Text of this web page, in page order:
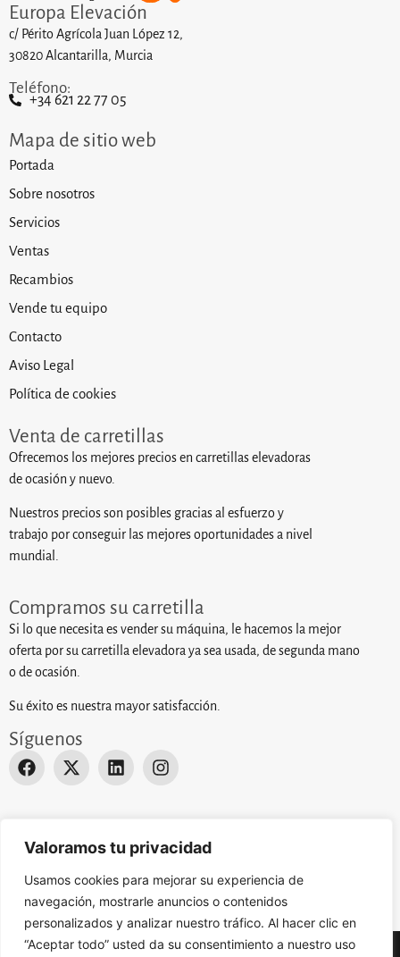
Valoramos tu privacidad
Usamos cookies para mejorar su experiencia de
navegación, mostrarle anuncios o contenidos
personalizados y analizar nuestro tráfico. Al hacer clic en
“Aceptar todo” usted da su consentimiento a nuestro uso
Europa Elevación
c/ Périto Agrícola Juan López 12,
30820 Alcantarilla, Murcia
Teléfono:
+34 621 22 77 05
Mapa de sitio web
Portada
Sobre nosotros
Servicios
Ventas
Recambios
Vende tu equipo
Contacto
Aviso Legal
Política de cookies
Venta de carretillas
Ofrecemos los mejores precios en carretillas elevadoras
de ocasión y nuevo.
Nuestros precios son posibles gracias al esfuerzo y
trabajo por conseguir las mejores oportunidades a nivel
mundial.
Compramos su carretilla
Si lo que necesita es vender su máquina, le hacemos la mejor
oferta por su carretilla elevadora ya sea usada, de segunda mano
o de ocasión.
Su éxito es nuestra mayor satisfacción.
Síguenos
Desarrollado porActualizate Studio